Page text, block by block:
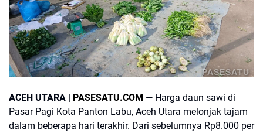
PASESATU
ACEH UTARA | PASESATU.COM — Harga daun sawi di
Pasar Pagi Kota Panton Labu, Aceh Utara melonjak tajam
dalam beberapa hari terakhir. Dari sebelumnya Rp8.000 per